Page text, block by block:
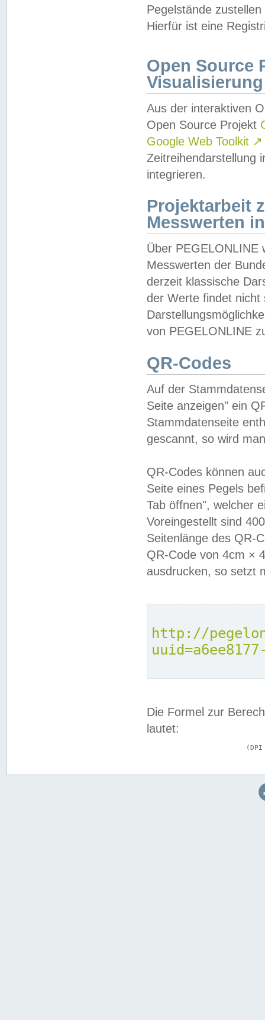
Pegelstände
Hierfür ist eine
Open Source
Visualisierung
Aus der interaktiven
Open Source Projekt
Google Web Toolkit ↗
Zeitreihendarstellung
integrieren.
Projektarbeit
Messwerten
Über PEGELONLINE
Messwerten der
derzeit klassische
der Werte findet
von PEGELONLINE
QR-Codes
Auf der
Seite anzeigen" ein
Stammdatenseite
gescannt, so wird
QR-Codes können
Seite eines Pegels
Tab öffnen", welcher
Voreingestellt sind
Seitenlänge des QR-
QR-Code von 4cm ×
ausdrucken, so setzt
http://
Die Formel zur
lautet: